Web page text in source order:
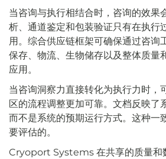
当咨询与执行相结合时，咨询的效果
析、通道鉴定和包装验证只有在执行
用。综合供应链框架可确保通过咨询
保存、物流、生物储存以及整体质量
应用。
当咨询洞察力直接转化为执行力时，
区的流程调整更加可靠。文档反映了
而不是系统的预期运行方式。这种一
要评估的。
Cryoport Systems 在共享的质量和